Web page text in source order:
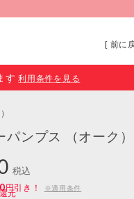
[ 前に
す 利用条件を見る
ンプス （オーク）
税込
円引き！ ※適用条件
元